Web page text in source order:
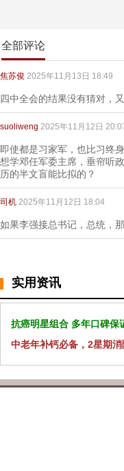
全部评论
焦苏俊 2025年11月13日 18:49
四中全会的结果没有猜对，
suoliweng 2025年11月12日
即使都是习家军，也比习终身
想学邓任军委主席，垂帘听
历的半文盲能比拟的？
司机 2025年11月12日 18:04
如果李强接总书记，总统，
实用资讯
抗癌明星组合 多年口碑保
中老年补钙必备，2星期